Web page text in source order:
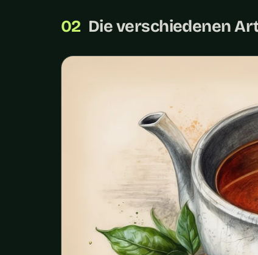
Die verschiedenen